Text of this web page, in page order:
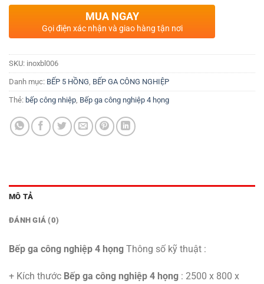
MUA NGAY
Gọi điện xác nhận và giao hàng tận nơi
SKU: inoxbl006
Danh mục: BẾP 5 HỒNG BẾP GA CÔNG NGHIỆP
Thẻ: bếp công nhiệp Bếp ga công nghiệp 4 họng
MÔ TẢ
ĐÁNH GIÁ (0)
Bếp ga công nghiệp 4 họng Thông số kỹ thuật :
+ Kích thước Bếp ga công nghiệp 4 họng : 2500 x 800 x